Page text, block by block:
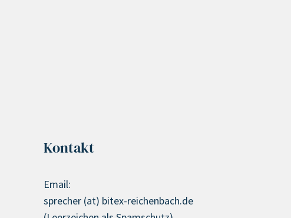
Kontakt
Email:
sprecher (at) bitex-reichenbach.de